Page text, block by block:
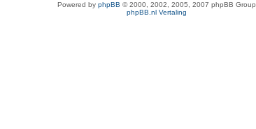
Powered by phpBB © 2000, 2002, 2005, 2007 phpBB Group
phpBB.nl Vertaling